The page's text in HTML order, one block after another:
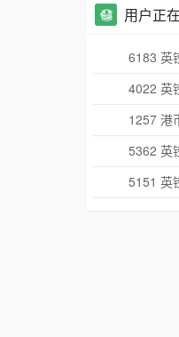
用户正
6183 英
4022 英
1257 港
5362 英
5151 英